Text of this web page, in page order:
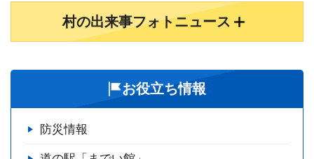
村の出来事フォトニュース
お役立ち情報
防災情報